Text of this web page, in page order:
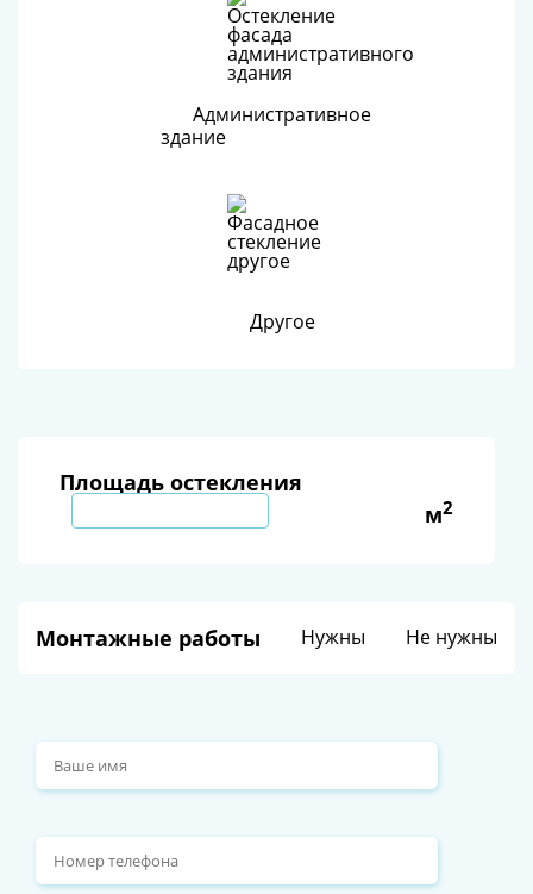
Административное
здание
Другое
Площадь остекления
м2
Монтажные работы Нужны Не нужны